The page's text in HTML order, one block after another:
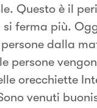
Questo è il
ferma più.
dalla
persone
orecchiette
venuti